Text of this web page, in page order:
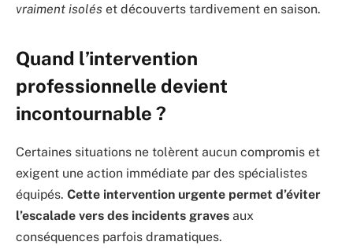
vraiment isolés et découverts tardivement en saison.
Quand l’intervention
professionnelle devient
incontournable ?
Certaines situations ne tolèrent aucun compromis et
exigent une action immédiate par des spécialistes
équipés. Cette intervention urgente permet d’éviter
l’escalade vers des incidents graves aux
conséquences parfois dramatiques.